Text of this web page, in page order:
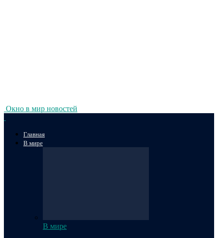
Окно в мир новостей
Главная
В мире
В мире